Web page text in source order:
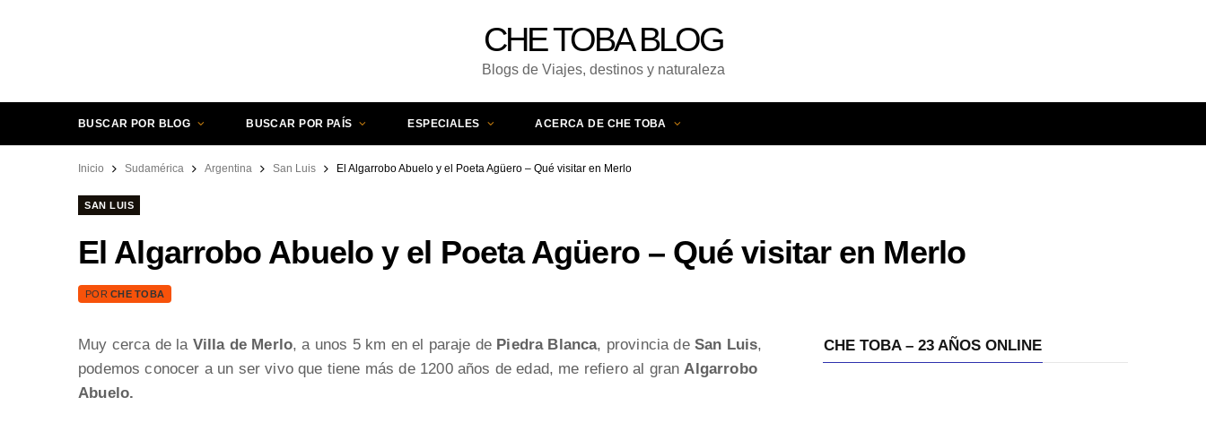
CHE TOBA BLOG
Blogs de Viajes, destinos y naturaleza
BUSCAR POR BLOG BUSCAR POR PAÍS ESPECIALES ACERCA DE CHE TOBA
Inicio Sudamérica Argentina San Luis El Algarrobo Abuelo y el Poeta Agüero – Qué visitar en Merlo
SAN LUIS
El Algarrobo Abuelo y el Poeta Agüero – Qué visitar en Merlo
POR CHE TOBA
Muy cerca de la Villa de Merlo, a unos 5 km en el paraje de Piedra Blanca, provincia deSan Luis,
podemos conocer a un ser vivo que tiene más de 1200 años de edad, me refiero al granAlgarrobo
Abuelo.
CHE TOBA – 23 AÑOS ONLINE